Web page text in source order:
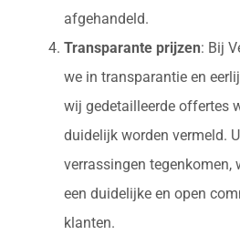
afgehandeld.
Transparante prijzen: Bij
we in transparantie en
wij gedetailleerde offertes
duidelijk worden vermeld.
verrassingen tegenkomen,
een duidelijke en open
klanten.